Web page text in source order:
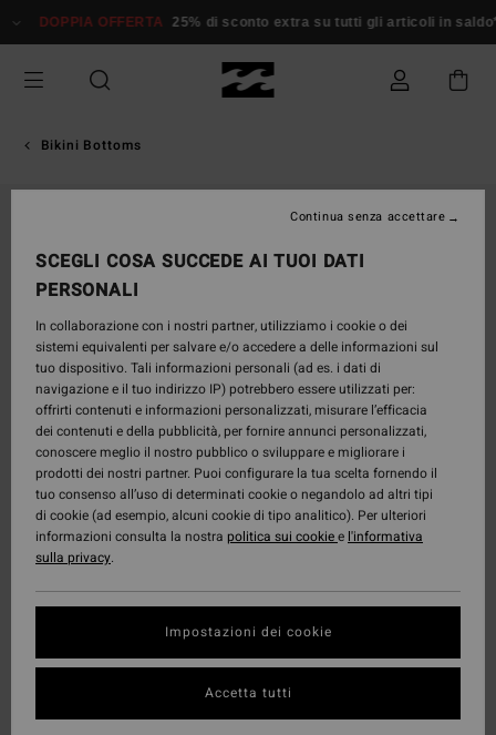
alle
prodotto
OFFERTA 25% di sconto extra su tutti gli articoli in saldo*
Bikini Bottoms
SCEGLI COSA SUCCEDE AI TUOI DATI
PERSONALI
In collaborazione con i nostri partner, utilizziamo i cookie o dei
sistemi equivalenti per salvare e/o accedere a delle informazioni sul
tuo dispositivo. Tali informazioni personali (ad es. i dati di
navigazione e il tuo indirizzo IP) potrebbero essere utilizzati per:
offrirti contenuti e informazioni personalizzati, misurare l’efficacia
dei contenuti e della pubblicità, per fornire annunci personalizzati,
conoscere meglio il nostro pubblico o sviluppare e migliorare i
prodotti dei nostri partner. Puoi configurare la tua scelta fornendo il
tuo consenso all’uso di determinati cookie o negandolo ad altri tipi
di cookie (ad esempio, alcuni cookie di tipo analitico). Per ulteriori
informazioni consulta la nostra politica sui cookiee l'informativa
sulla privacy.
Impostazioni dei cookie
Continua senza accettare
Accetta tutti